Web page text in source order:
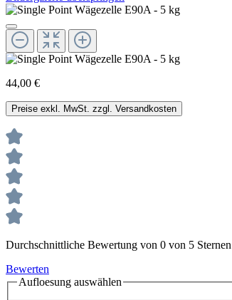
44,00 €
Preise exkl. MwSt. zzgl. Versandkosten
Durchschnittliche Bewertung von 0 von 5 Sternen
Bewerten
Aufloesung auswählen